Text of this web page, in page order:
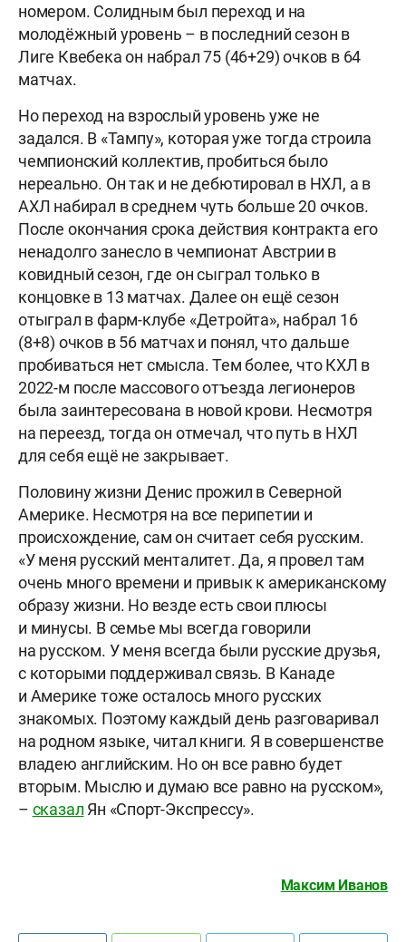
номером. Солидным был переход и на
молодёжный уровень – в последний сезон в
Лиге Квебека он набрал 75 (46+29) очков в 64
матчах.
Но переход на взрослый уровень уже не
задался. В «Тампу», которая уже тогда строила
чемпионский коллектив, пробиться было
нереально. Он так и не дебютировал в НХЛ, а в
АХЛ набирал в среднем чуть больше 20 очков.
После окончания срока действия контракта его
ненадолго занесло в чемпионат Австрии в
ковидный сезон, где он сыграл только в
концовке в 13 матчах. Далее он ещё сезон
отыграл в фарм-клубе «Детройта», набрал 16
(8+8) очков в 56 матчах и понял, что дальше
пробиваться нет смысла. Тем более, что КХЛ в
2022-м после массового отъезда легионеров
была заинтересована в новой крови. Несмотря
на переезд, тогда он отмечал, что путь в НХЛ
для себя ещё не закрывает.
Половину жизни Денис прожил в Северной
Америке. Несмотря на все перипетии и
происхождение, сам он считает себя русским.
«У меня русский менталитет. Да, я провел там
очень много времени и привык к американскому
образу жизни. Но везде есть свои плюсы
и минусы. В семье мы всегда говорили
на русском. У меня всегда были русские друзья,
с которыми поддерживал связь. В Канаде
и Америке тоже осталось много русских
знакомых. Поэтому каждый день разговаривал
на родном языке, читал книги. Я в совершенстве
владею английским. Но он все равно будет
вторым. Мыслю и думаю все равно на русском»,
– сказал Ян «Спорт-Экспрессу».
Максим Иванов